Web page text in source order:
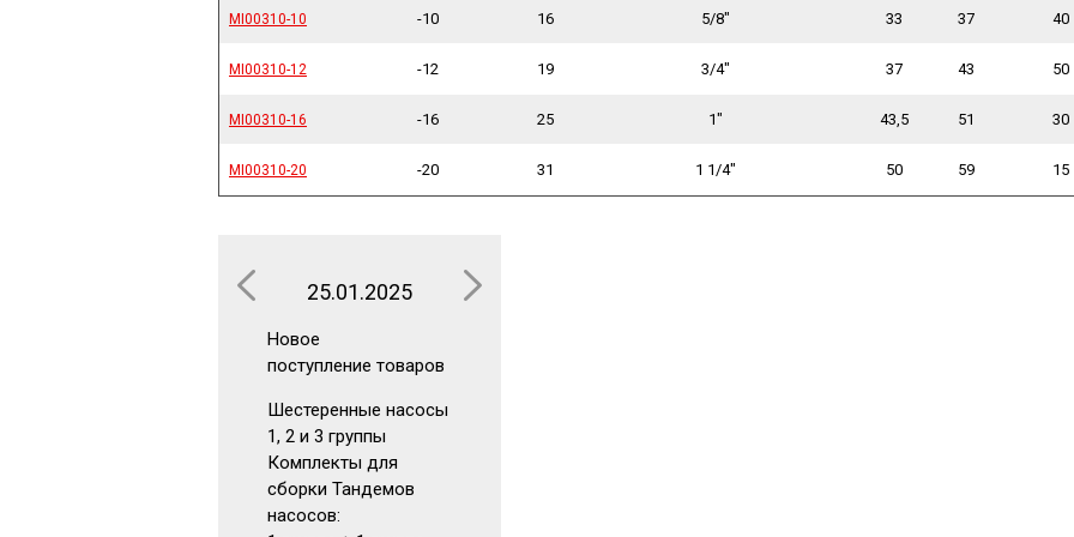
MI00310-10 -10 16 5/8" 33 37 40
MI00310-12 -12 19 3/4" 37 43 50
MI00310-16 -16 25 1" 43,5 51 30
MI00310-20 -20 31 1 1/4" 50 59 15
MI00310-10
MI00310-12
MI00310-16
MI00310-20
25.01.2025
Новое
поступление товаров
Шестеренные насосы
1, 2 и 3 группы
Комплекты для
сборки Тандемов
насосов: